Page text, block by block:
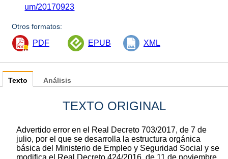
um/20170923
Otros formatos:
PDF EPUB XML
Texto
TEXTO ORIGINAL
Advertido error en el Real Decreto 703/2017, de 7 de
julio, por el que se desarrolla la estructura orgánica
básica del Ministerio de Empleo y Seguridad Social y se
Análisis